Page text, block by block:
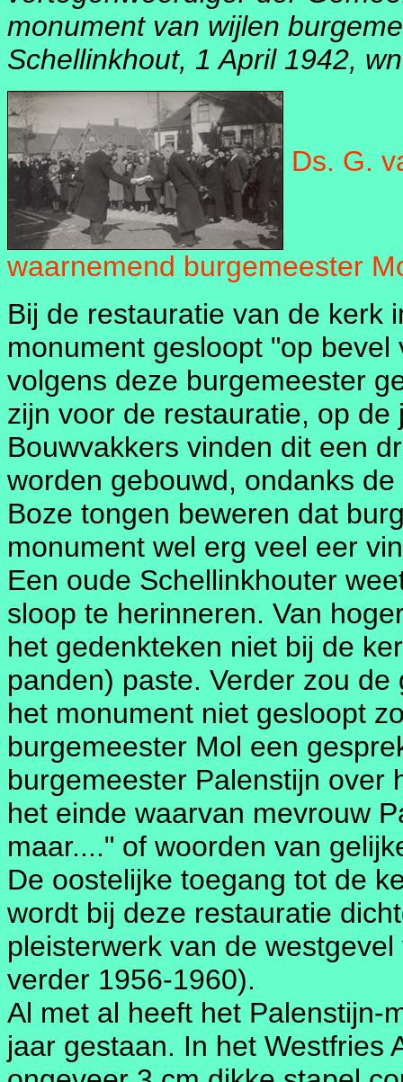
monument van wijlen
Schellinkhout, 1 April 1942,
Ds. G.
waarnemend burgemeester
Bij de restauratie van de kerk
monument gesloopt "op
volgens deze burgemeester
zijn voor de restauratie, op
Bouwvakkers vinden dit een
worden gebouwd, ondanks
Boze tongen beweren dat
monument wel erg veel eer
Een oude Schellinkhouter
sloop te herinneren. Van
het gedenkteken niet bij de
panden) paste. Verder zou
het monument niet gesloopt
burgemeester Mol een
burgemeester Palenstijn over
het einde waarvan mevrouw
maar...." of woorden van
De oostelijke toegang tot de
wordt bij deze restauratie
pleisterwerk van de
verder 1956-1960).
Al met al heeft het Palenstijn-
jaar gestaan. In het Westfries